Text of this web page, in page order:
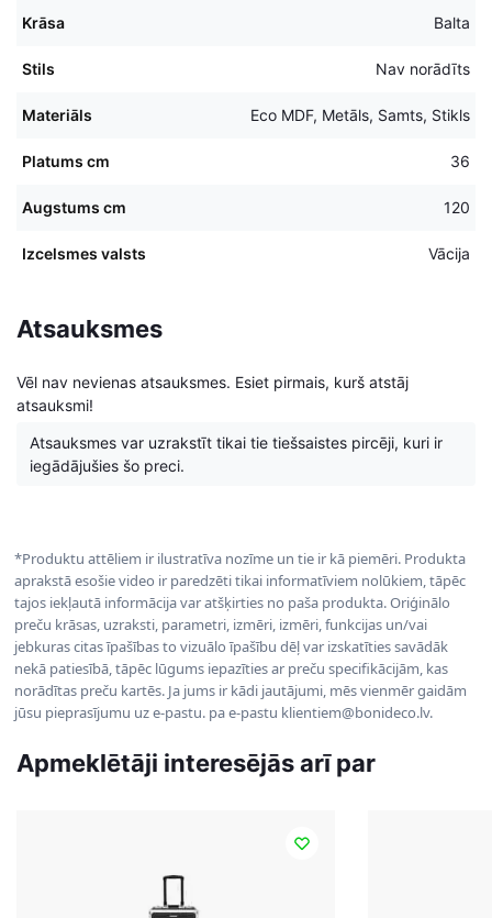
Krāsa Balta
Stils Nav norādīts
Materiāls Eco MDF, Metāls, Samts, Stikls
Platums cm 36
Augstums cm 120
Izcelsmes valsts Vācija
Atsauksmes
Vēl nav nevienas atsauksmes. Esiet pirmais, kurš atstāj
atsauksmi!
Atsauksmes var uzrakstīt tikai tie tiešsaistes pircēji, kuri ir
iegādājušies šo preci.
*Produktu attēliem ir ilustratīva nozīme un tie ir kā piemēri. Produkta
aprakstā esošie video ir paredzēti tikai informatīviem nolūkiem, tāpēc
tajos iekļautā informācija var atšķirties no paša produkta. Oriģinālo
preču krāsas, uzraksti, parametri, izmēri, izmēri, funkcijas un/vai
jebkuras citas īpašības to vizuālo īpašību dēļ var izskatīties savādāk
nekā patiesībā, tāpēc lūgums iepazīties ar preču specifikācijām, kas
norādītas preču kartēs. Ja jums ir kādi jautājumi, mēs vienmēr gaidām
jūsu pieprasījumu uz e-pastu. pa e-pastu klientiem@bonideco.lv.
Apmeklētāji interesējās arī par